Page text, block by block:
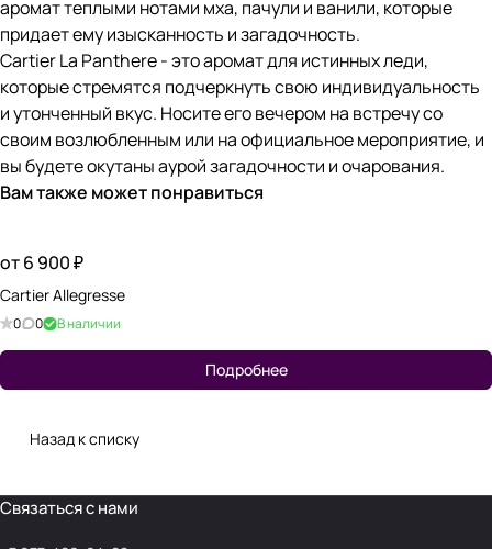
аромат теплыми нотами мха, пачули и ванили, которые
придает ему изысканность и загадочность.
Cartier La Panthere - это аромат для истинных леди,
которые стремятся подчеркнуть свою индивидуальность
и утонченный вкус. Носите его вечером на встречу со
своим возлюбленным или на официальное мероприятие, и
вы будете окутаны аурой загадочности и очарования.
Вам также может понравиться
от 6 900 ₽
Cartier Allegresse
0 0 В наличии
Подробнее
Назад к списку
Связаться с нами